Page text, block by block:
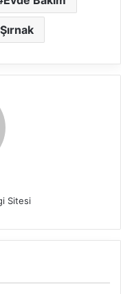
Şırnak
Sitesi